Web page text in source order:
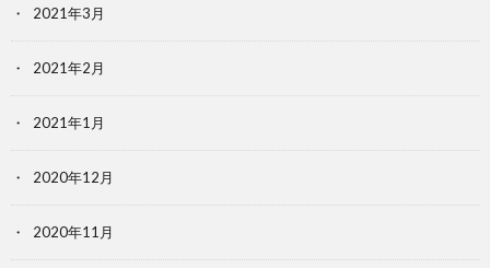
2021年3月
2021年2月
2021年1月
2020年12月
2020年11月